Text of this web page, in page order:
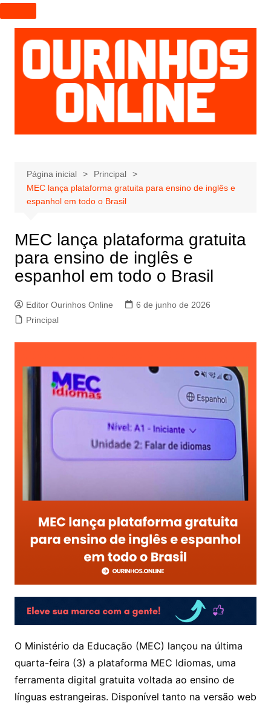
I
r
p
a
r
a
e
ú
d
Página inicial
Principal
MEC lança plataforma gratuita para ensino de inglês e
espanhol em todo o Brasil
MEC lança plataforma gratuita
para ensino de inglês e
espanhol em todo o Brasil
Editor Ourinhos Online
6 de junho de 2026
Principal
O Ministério da Educação (MEC) lançou na última
quarta-feira (3) a plataforma MEC Idiomas, uma
ferramenta digital gratuita voltada ao ensino de
línguas estrangeiras. Disponível tanto na versão web